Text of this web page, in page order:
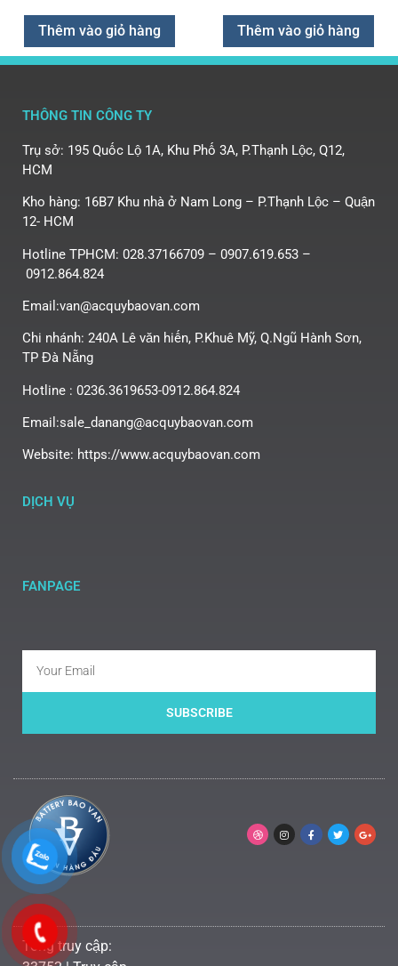
Thêm vào giỏ hàng Thêm vào giỏ hàng
THÔNG TIN CÔNG TY
Trụ sở: 195 Quốc Lộ 1A, Khu Phố 3A, P.Thạnh Lộc, Q12,
HCM
Kho hàng: 16B7 Khu nhà ở Nam Long – P.Thạnh Lộc – Quận
12- HCM
Hotline TPHCM: 028.37166709 – 0907.619.653 –
0912.864.824
Email:van@acquybaovan.com
Chi nhánh: 240A Lê văn hiến, P.Khuê Mỹ, Q.Ngũ Hành Sơn,
TP Đà Nẵng
Hotline : 0236.3619653-0912.864.824
Email:sale_danang@acquybaovan.com
Website: https://www.acquybaovan.com
DỊCH VỤ
FANPAGE
SUBSCRIBE
Tổng truy cập: